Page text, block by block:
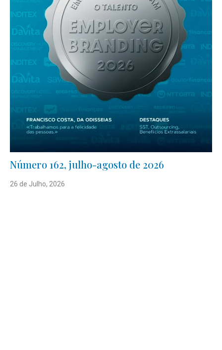
Número 162, julho-agosto de 2026
26 de Julho, 2026